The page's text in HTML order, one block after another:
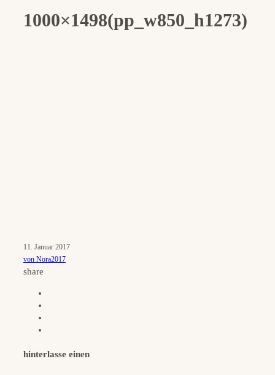
1000×1498(pp_w850_h1273)
11. Januar 2017
von Nora2017
share
hinterlasse einen